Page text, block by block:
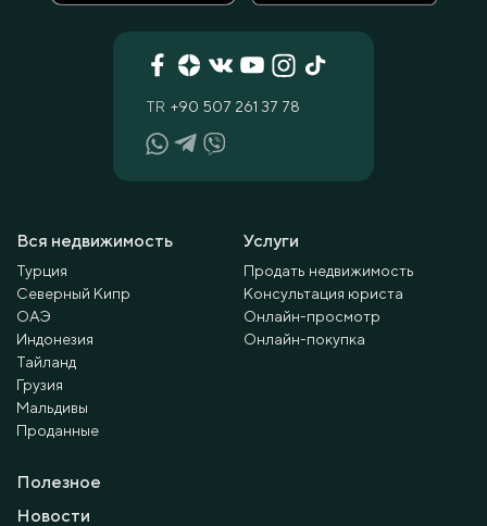
Вся недвижимость
Турция
Северный Кипр
ОАЭ
Индонезия
Тайланд
Грузия
Мальдивы
Проданные
Услуги
Продать недвижимость
Консультация юриста
Онлайн-просмотр
Онлайн-покупка
Полезное
Новости
TR +90 507 261 37 78